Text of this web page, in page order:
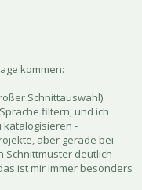
kommen:
Schnittauswahl)
filtern, und ich
katalogisieren -
aber gerade bei
Schnittmuster deutlich
ist mir immer besonders